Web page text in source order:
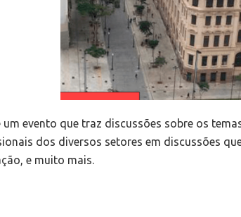
um evento que traz discussões sobre os
dos diversos setores em discussões
e muito mais.